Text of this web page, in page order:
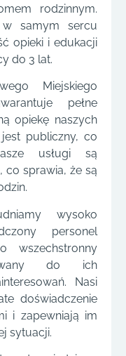
rodzinnym.
w samym sercu
opieki i edukacji
do 3 lat.
Miejskiego
pełne
opiekę naszych
publiczny, co
usługi są
co sprawia, że są
wysoko
personel
wszechstronny
do ich
Nasi
doświadczenie
i zapewniają im
sytuacji.